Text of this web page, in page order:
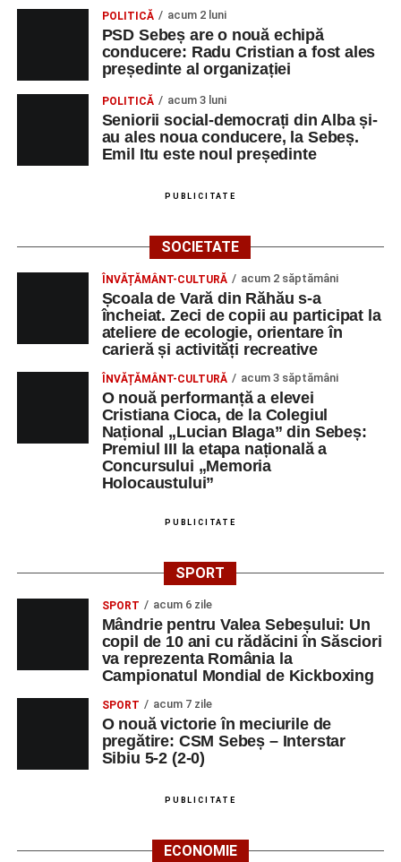
POLITICĂ acum 2 luni
PSD Sebeș are o nouă echipă
conducere: Radu Cristian a fost ales
președinte al organizației
POLITICĂ acum 3 luni
Seniorii social-democrați din Alba și-
au ales noua conducere, la Sebeș.
Emil Itu este noul președinte
PUBLICITATE
SOCIETATE
ÎNVĂȚĂMÂNT-CULTURĂ acum 2 săptămâni
Școala de Vară din Răhău s-a
încheiat. Zeci de copii au participat la
ateliere de ecologie, orientare în
carieră și activități recreative
ÎNVĂȚĂMÂNT-CULTURĂ acum 3 săptămâni
O nouă performanță a elevei
Cristiana Cioca, de la Colegiul
Național „Lucian Blaga” din Sebeș:
Premiul III la etapa națională a
Concursului „Memoria
Holocaustului”
PUBLICITATE
SPORT
SPORT acum 6 zile
Mândrie pentru Valea Sebeșului: Un
copil de 10 ani cu rădăcini în Săsciori
va reprezenta România la
Campionatul Mondial de Kickboxing
SPORT acum 7 zile
O nouă victorie în meciurile de
pregătire: CSM Sebeș – Interstar
Sibiu 5-2 (2-0)
PUBLICITATE
ECONOMIE